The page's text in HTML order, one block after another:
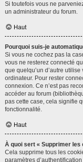
Si toutefois vous ne
un administrateur du forum.
Haut
Pourquoi suis-je
Si vous ne cochez pas la
vous ne resterez connecté
que quelqu’un d’autre
ordinateur. Pour rester
connexion. Ce n’est pas
accéder au forum
pas cette case, cela signifie
fonctionnalité.
Haut
À quoi sert « Supprimer les
Cela supprime tous les
paramètres